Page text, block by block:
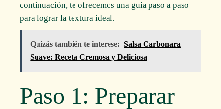
continuación, te ofrecemos una guía paso a paso
para lograr la textura ideal.
Quizás también te interese: Salsa Carbonara
Suave: Receta Cremosa y Deliciosa
Paso 1: Preparar